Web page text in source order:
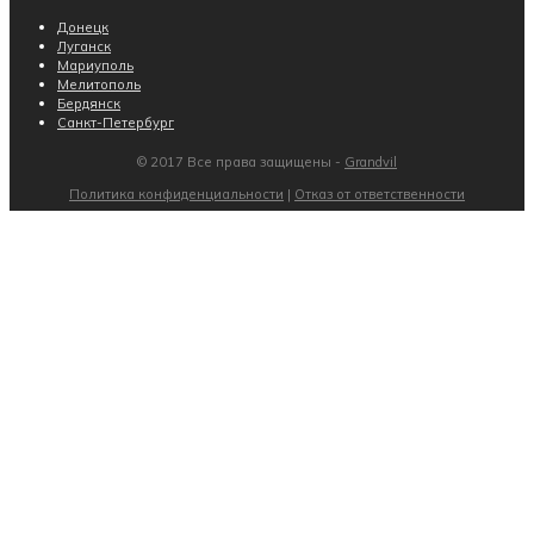
Донецк
Луганск
Мариуполь
Мелитополь
Бердянск
Санкт-Петербург
© 2017 Все права защищены - Grandvil
Политика конфиденциальности | Отказ от ответственности